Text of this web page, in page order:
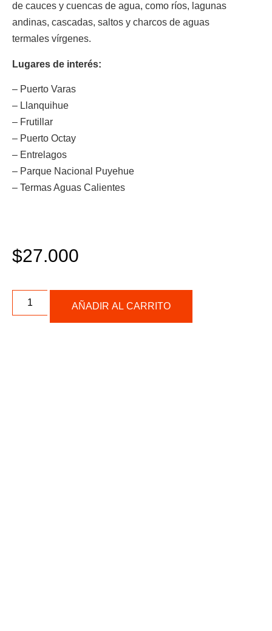
de cauces y cuencas de agua, como ríos, lagunas
andinas, cascadas, saltos y charcos de aguas
termales vírgenes.
Lugares de interés:
– Puerto Varas
– Llanquihue
– Frutillar
– Puerto Octay
– Entrelagos
– Parque Nacional Puyehue
– Termas Aguas Calientes
$27.000
AÑADIR AL CARRITO